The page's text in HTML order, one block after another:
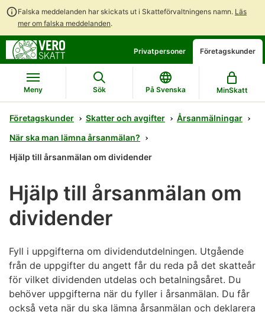
Falska meddelanden har skickats ut i Skatteförvaltningens namn. Läs
mer om falska meddelanden.
direkt
till
innehållet
till
hela
webbplatsens
sökning
Privatpersoner Företagskunder
Meny Sök På Svenska MinSkatt
Företagskunder Skatter och avgifter
Årsanmälningar
När ska man lämna årsanmälan?
Hjälp till årsanmälan om dividender
Hjälp till årsanmälan om
dividender
Fyll i uppgifterna om dividendutdelningen. Utgående
från de uppgifter du angett får du reda på det skatteår
för vilket dividenden utdelas och betalningsåret. Du
behöver uppgifterna när du fyller i årsanmälan. Du får
också veta när du ska lämna årsanmälan och deklarera